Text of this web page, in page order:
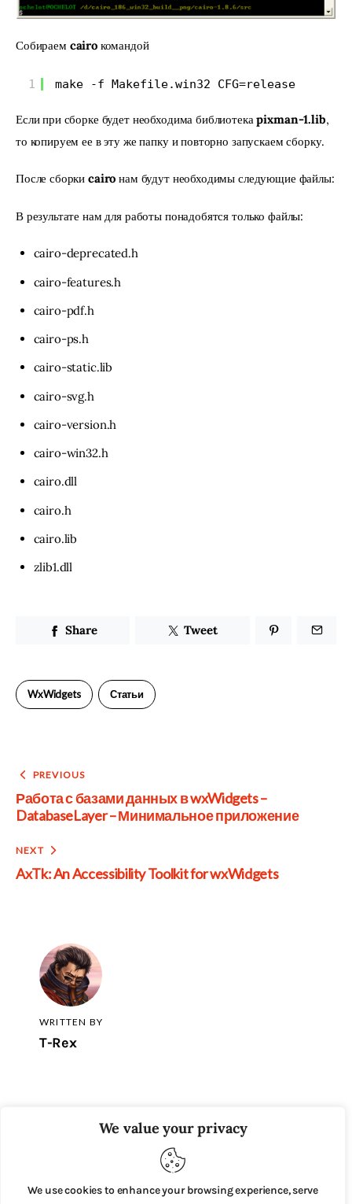
We value your privacy
We use cookies to enhance your browsing experience, serve
Собираем cairo командой
1 make -f Makefile.win32 CFG=release
Если при сборке будет необходима библиотека pixman-1.lib,
то копируем ее в эту же папку и повторно запускаем сборку.
После сборки cairo нам будут необходимы следующие файлы:
В результате нам для работы понадобятся только файлы:
cairo-deprecated.h
cairo-features.h
cairo-pdf.h
cairo-ps.h
cairo-static.lib
cairo-svg.h
cairo-version.h
cairo-win32.h
cairo.dll
cairo.h
cairo.lib
zlib1.dll
Share Tweet
WxWidgets Статьи
Post
navigation
PREVIOUS
Работа с базами данных в wxWidgets –
DatabaseLayer – Минимальное приложение
NEXT
AxTk: An Accessibility Toolkit for wxWidgets
WRITTEN BY
T-Rex
SHOW COMMENTS (6)